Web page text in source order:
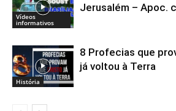
Vídeos
informativos
Jerusalém – Apoc.
História
8 Profecias que
já voltou à Terra